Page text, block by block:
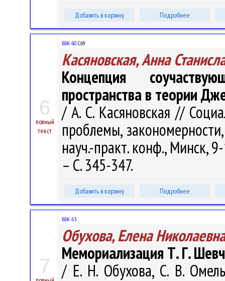
Добавить в корзину Подробнее
6
полный
текст
ББК 60.С69
Касяновская, Анна
Концепция
пространства в теории
/ А. С. Касяновская //
проблемы,
науч.-практ. конф., Минск,
– С. 345-347.
Добавить в корзину Подробнее
7
ББК 63.
Обухова, Елена Николаевна
Мемориализация Т. Г.
/ Е. Н. Обухова, С. В.